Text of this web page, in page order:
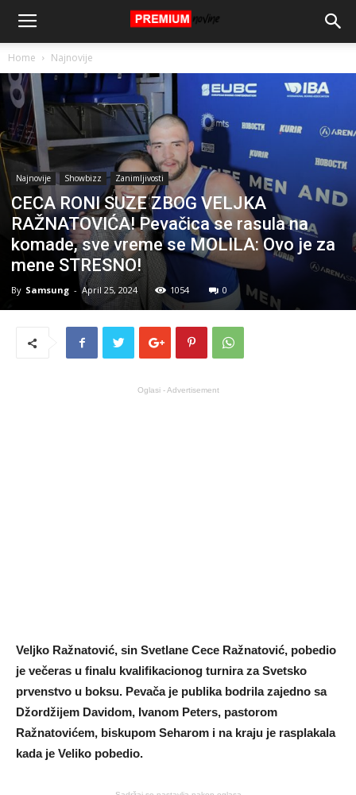
Home Najnovije
Najnovije Showbizz Zanimljivosti
CECA RONI SUZE ZBOG VELJKA
RAŽNATOVIĆA! Pevačica se rasula na
komade, sve vreme se MOLILA: Ovo je za
mene STRESNO!
By Samsung - April 25, 2024 1054 0
Oglasi - Advertisement
Veljko Ražnatović, sin Svetlane Cece Ražnatović, pobedio
je večeras u finalu kvalifikacionog turnira za Svetsko
prvenstvo u boksu. Pevača je publika bodrila zajedno sa
Džordžijem Davidom, Ivanom Peters, pastorom
Ražnatovićem, biskupom Seharom i na kraju je rasplakala
kada je Veliko pobedio.